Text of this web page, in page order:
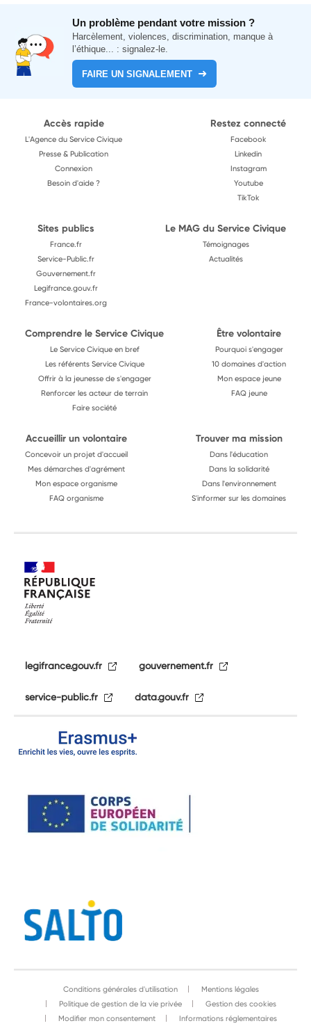
Un problème pendant votre mission ?
Harcèlement, violences, discrimination, manque à
l’éthique... : signalez-le.
FAIRE UN SIGNALEMENT
Accès rapide
L'Agence du Service Civique
Presse & Publication
Connexion
Besoin d'aide ?
Restez connecté
Facebook
Linkedin
Instagram
Youtube
TikTok
Sites publics
France.fr
Service-Public.fr
Gouvernement.fr
Legifrance.gouv.fr
France-volontaires.org
Le MAG du Service Civique
Témoignages
Actualités
Comprendre le Service Civique
Le Service Civique en bref
Les référents Service Civique
Offrir à la jeunesse de s'engager
Renforcer les acteur de terrain
Faire société
Être volontaire
Pourquoi s'engager
10 domaines d'action
Mon espace jeune
FAQ jeune
Accueillir un volontaire
Concevoir un projet d'accueil
Mes démarches d'agrément
Mon espace organisme
FAQ organisme
Trouver ma mission
Dans l'éducation
Dans la solidarité
Dans l'environnement
S'informer sur les domaines
legifrance.gouv.fr gouvernement.fr
service-public.fr data.gouv.fr
Conditions générales d'utilisation
Mentions légales
Politique de gestion de la vie privée
Gestion des cookies
Modifier mon consentement
Informations réglementaires